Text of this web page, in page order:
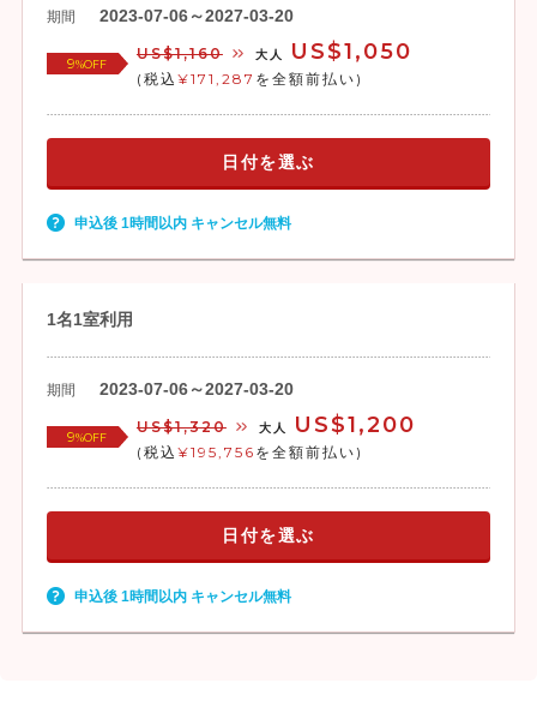
期間 2023-07-06～2027-03-20
9%OFF
US$1,160 大人 US$1,050
(税込 ¥171,287 を全額前払い)
日付を選ぶ
申込後 1時間以内 キャンセル無料
1名1室利用
期間 2023-07-06～2027-03-20
9%OFF
US$1,320 大人 US$1,200
(税込 ¥195,756 を全額前払い)
日付を選ぶ
申込後 1時間以内 キャンセル無料